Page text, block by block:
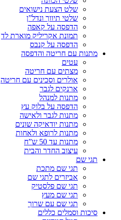
שלט הצעת נישואים
שלטי תיווך ונדל”ן
הדפסה על קאפה
תמונת אקריליק מוארת לד
הדפסה על קנבס
מתנות עם חריטה והדפסה
עטים
מצתים עם חריטה
אולרים וסכינים עם חריטה
ארנקים לגבר
מתנות למנהל
הדפסה על בלוק עץ
מתנות לגבר ולאישה
מתנות יודאיקה שונים
מתנות לרופא ולאחות
מתנות עד 50 ש”ח
עיצוב החדר והבית
תגי שם
תגי שם מתכת
אביזרים לתגי שם
תגי שם פלסטיק
תגי שם מעץ
תגי שם עם שרוך
סיכות וסמלים כללים